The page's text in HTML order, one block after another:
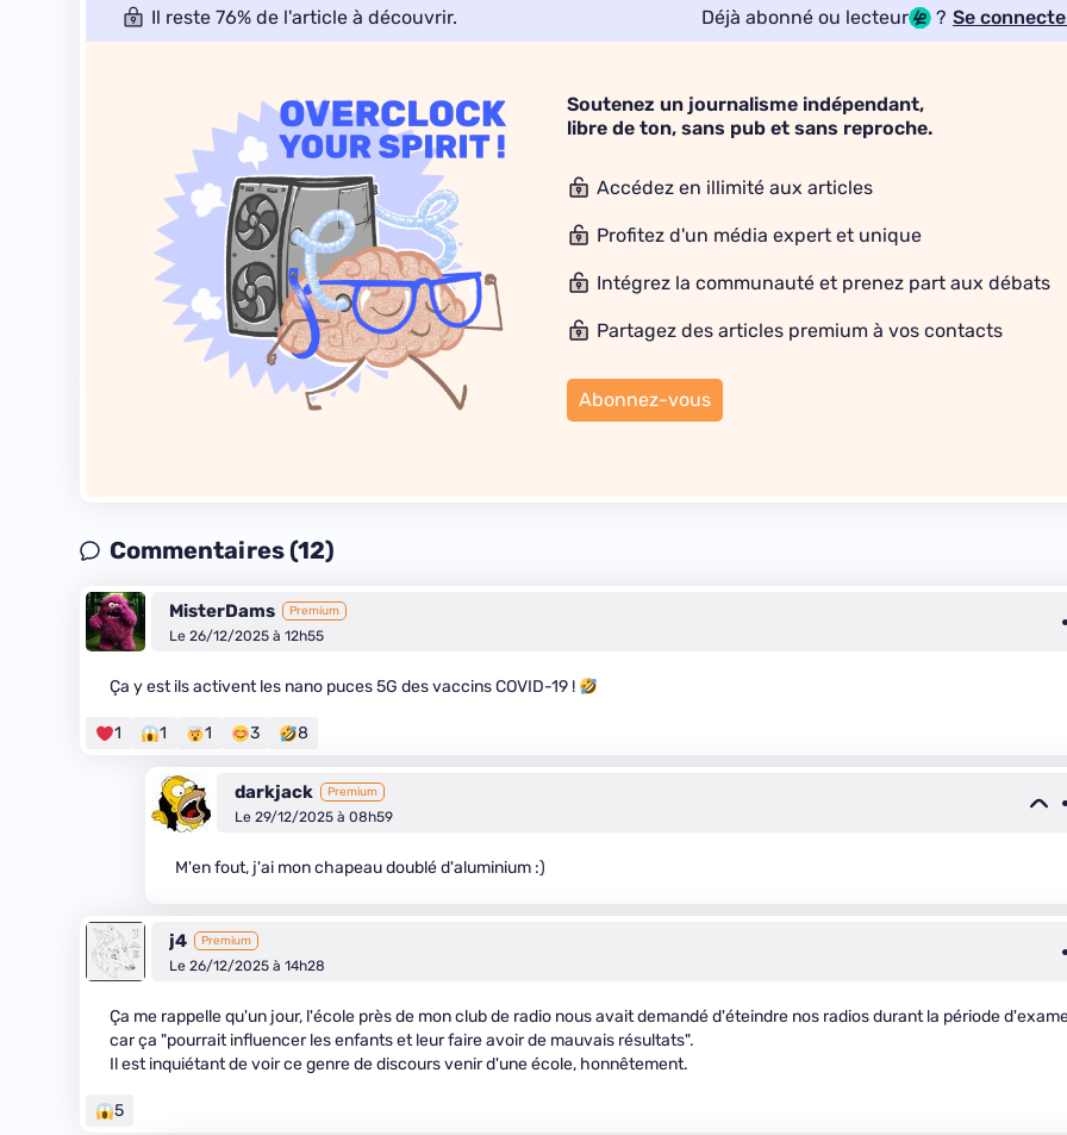
Il reste 76% de l'article à découvrir. Déjà abonné ou lecteur ? Se
Soutenez un journalisme indépendant,
libre de ton, sans pub et sans reproche.
Accédez en illimité aux articles
Profitez d'un média expert et unique
Intégrez la communauté et prenez part aux débats
Partagez des articles premium à vos contacts
Abonnez-vous
Commentaires (12)
MisterDams Premium
Le 26/12/2025 à 12h55
Ça y est ils activent les nano puces 5G des vaccins COVID-19 !
1 1 1 3 8
darkjack Premium
Le 29/12/2025 à 08h59
M'en fout, j'ai mon chapeau doublé d'aluminium :)
j4 Premium
Le 26/12/2025 à 14h28
Ça me rappelle qu'un jour, l'école près de mon club de radio nous avait demandé d'éteindre nos radios durant la période
car ça "pourrait influencer les enfants et leur faire avoir de mauvais résultats".
Il est inquiétant de voir ce genre de discours venir d'une école, honnêtement.
5